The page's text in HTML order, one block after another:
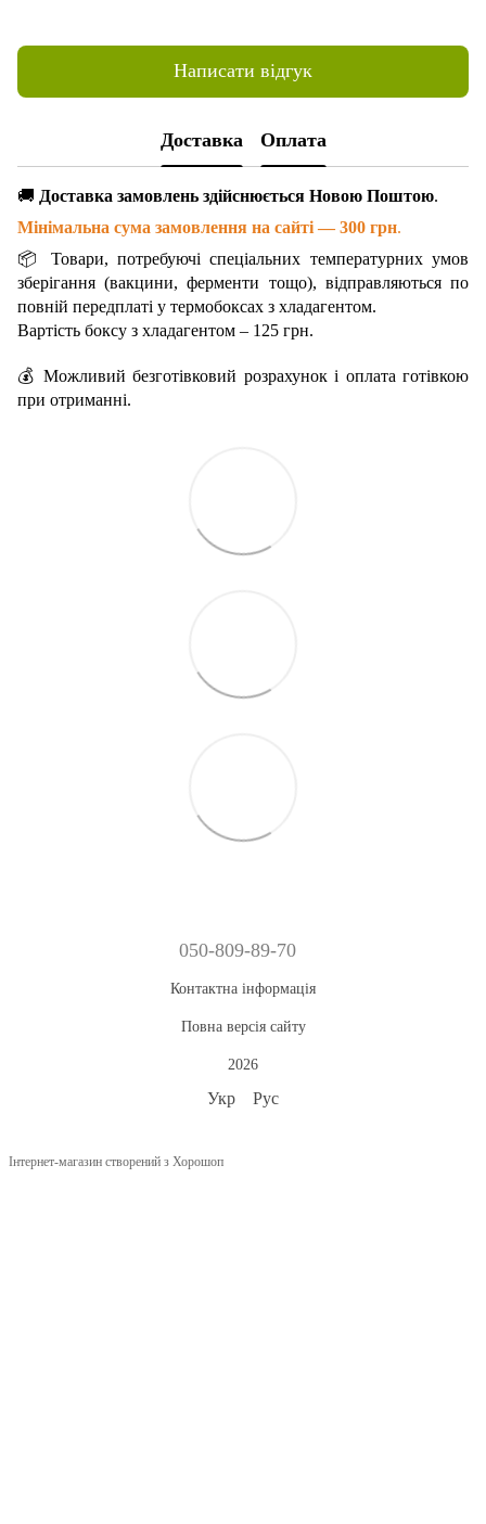
Написати відгук
Доставка Оплата
🚚 Доставка замовлень здійснюється Новою Поштою.
Мінімальна сума замовлення на сайті — 300 грн.
📦 Товари, потребуючі спеціальних температурних умов
зберігання (вакцини, ферменти тощо), відправляються по
повній передплаті у термобоксах з хладагентом.
Вартість боксу з хладагентом – 125 грн.
💰 Можливий безготівковий розрахунок і оплата готівкою
при отриманні.
050-809-89-70
Контактна інформація
Повна версія сайту
2026
Укр Рус
Інтернет-магазин створений з Хорошоп